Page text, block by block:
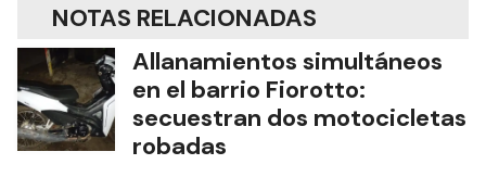
NOTAS RELACIONADAS
Allanamientos simultáneos
en el barrio Fiorotto:
secuestran dos motocicletas
robadas